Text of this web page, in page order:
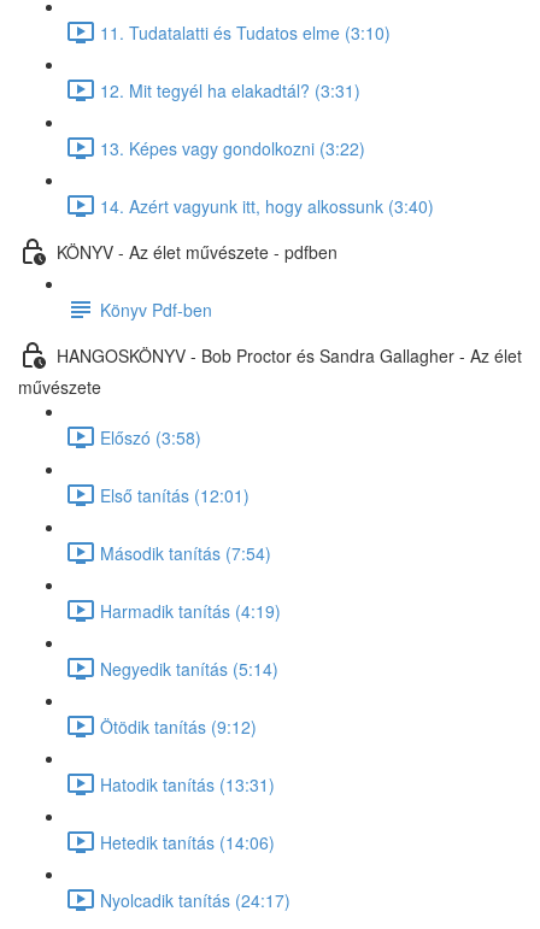
11. Tudatalatti és Tudatos elme (3:10)
12. Mit tegyél ha elakadtál? (3:31)
13. Képes vagy gondolkozni (3:22)
14. Azért vagyunk itt, hogy alkossunk (3:40)
KÖNYV - Az élet művészete - pdfben
Könyv Pdf-ben
HANGOSKÖNYV - Bob Proctor és Sandra Gallagher - Az élet
művészete
Előszó (3:58)
Első tanítás (12:01)
Második tanítás (7:54)
Harmadik tanítás (4:19)
Negyedik tanítás (5:14)
Ötödik tanítás (9:12)
Hatodik tanítás (13:31)
Hetedik tanítás (14:06)
Nyolcadik tanítás (24:17)